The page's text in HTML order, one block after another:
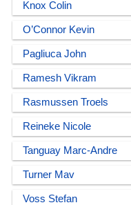
Knox Colin
O’Connor Kevin
Pagliuca John
Ramesh Vikram
Rasmussen Troels
Reineke Nicole
Tanguay Marc-Andre
Turner Mav
Voss Stefan